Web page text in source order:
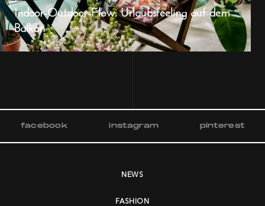
Indoor-Outdoor-Flow: Urlaubsfeeling auf dem
Balkon
facebook instagram pinterest
NEWS
FASHION